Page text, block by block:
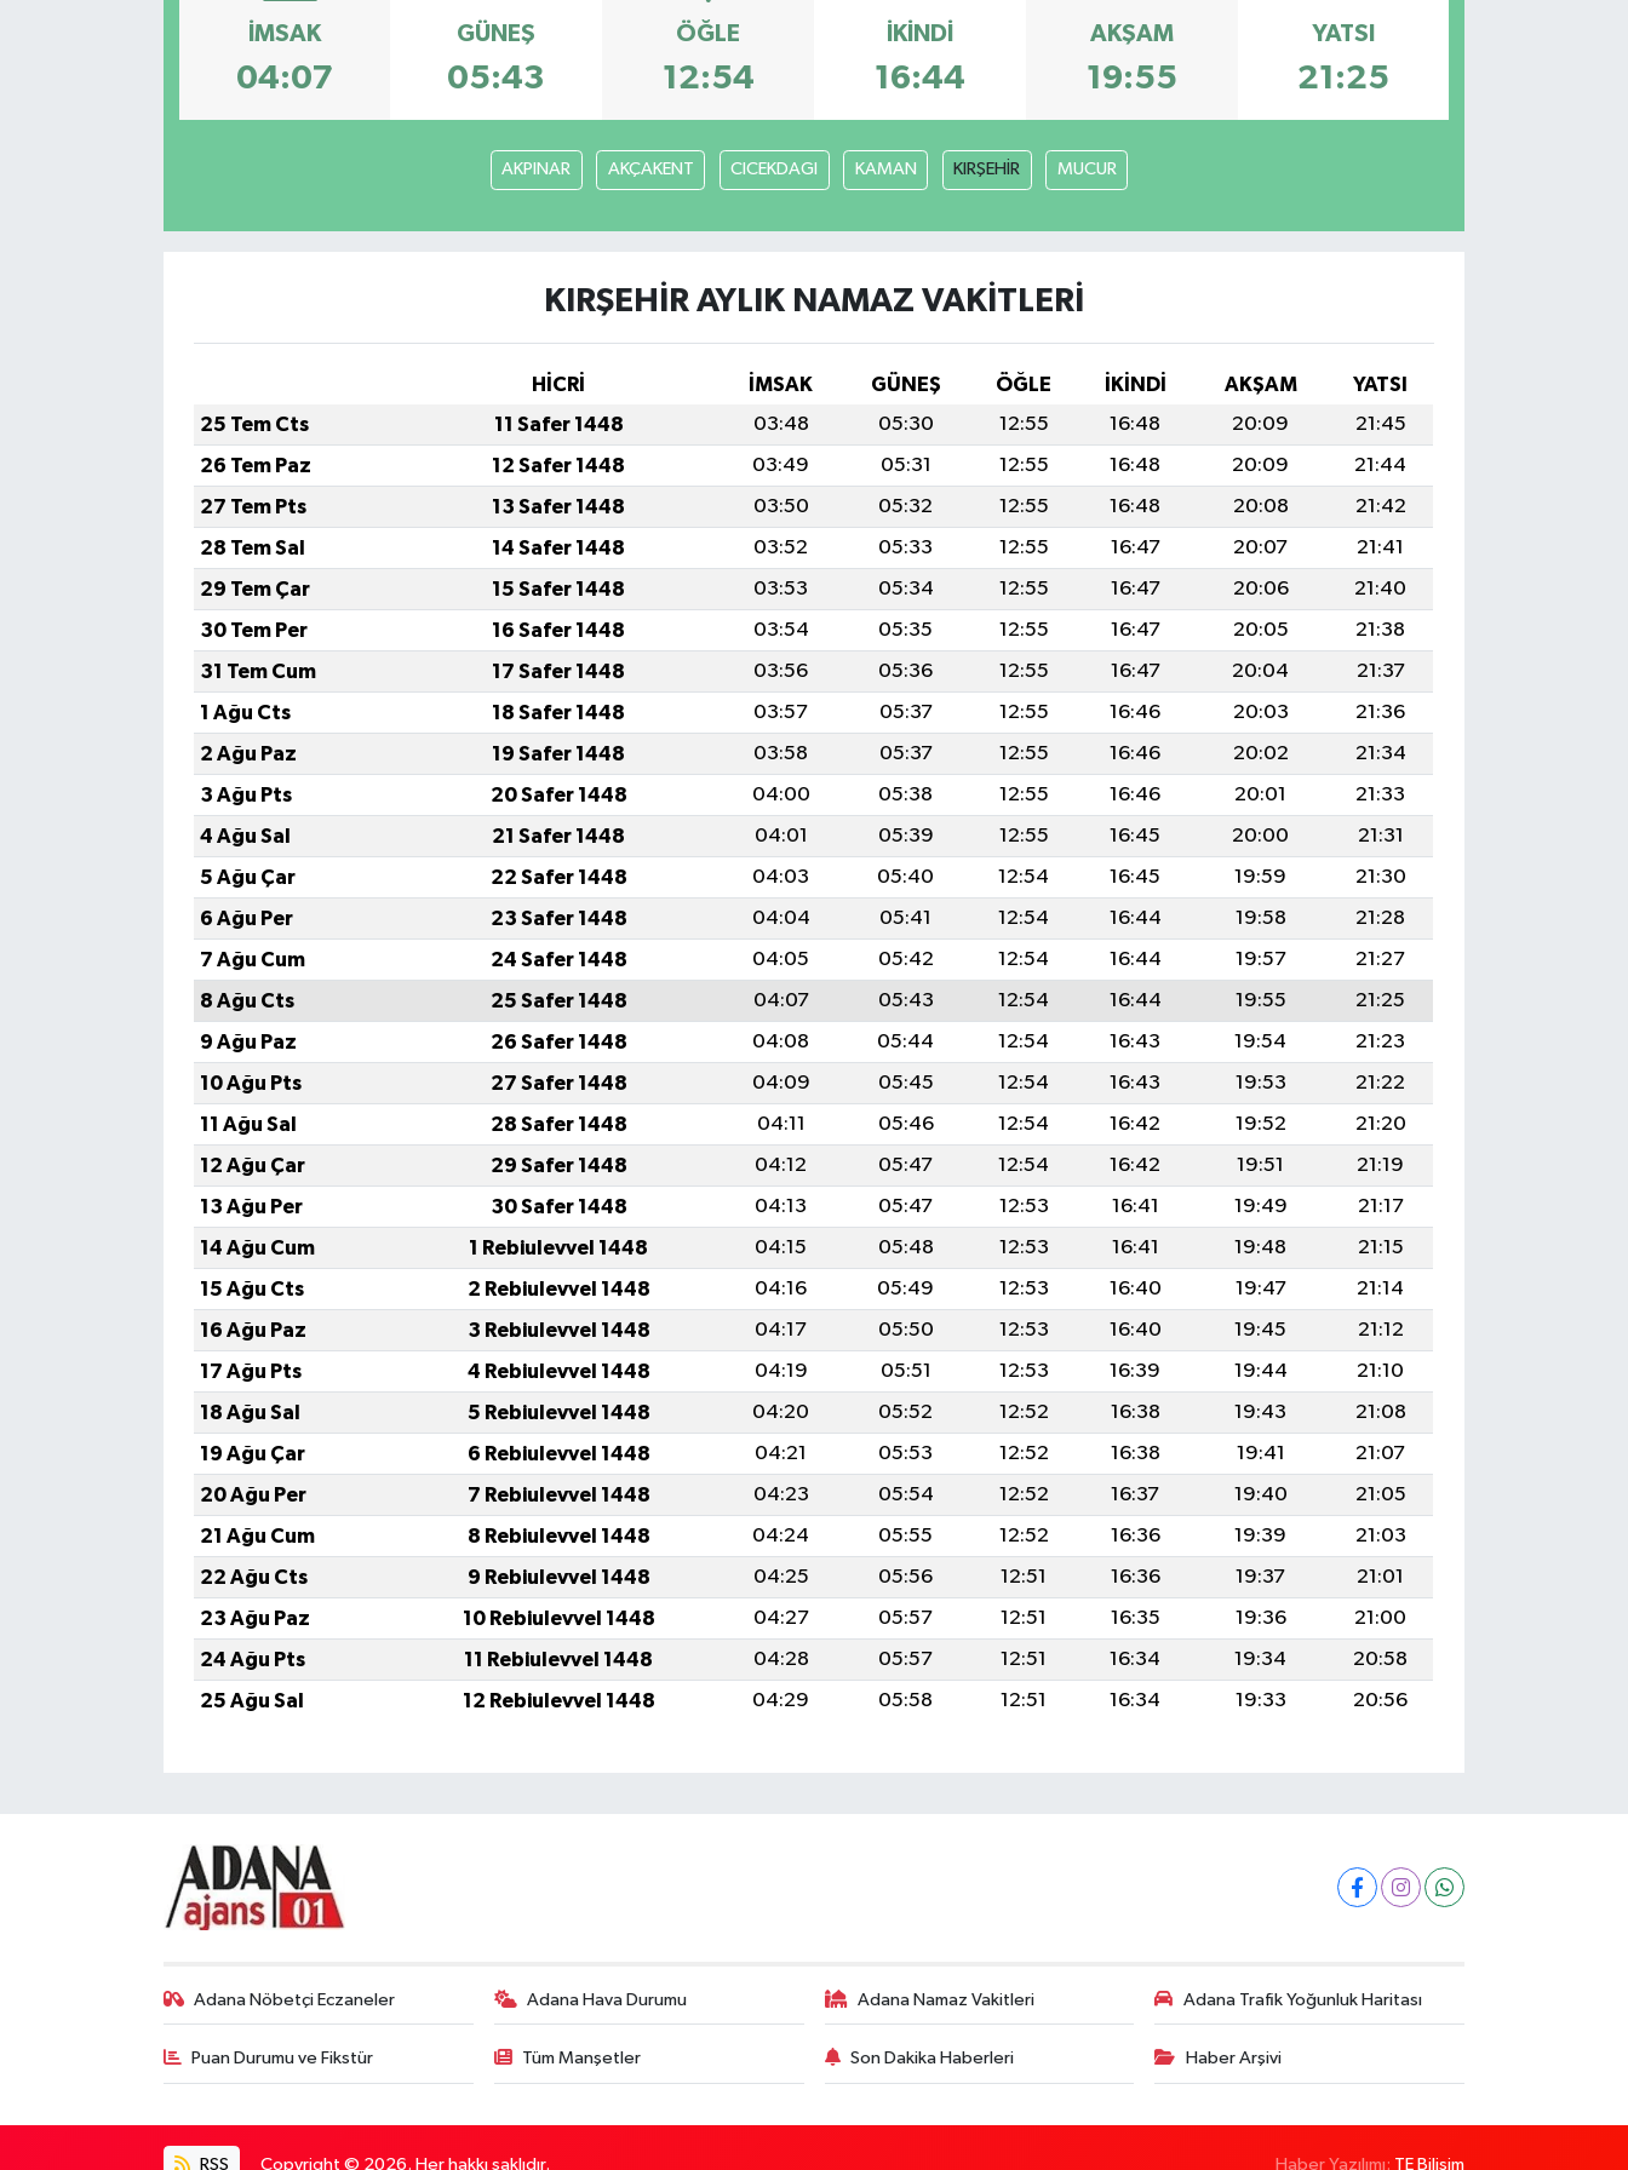
İMSAK
04:07
GÜNEŞ
05:43
ÖĞLE
12:54
İKINDI
16:44
AKŞAM
19:55
YATSI
21:25
AKPINAR AKÇAKENT CICEKDAGI KAMAN KIRŞEHİR MUCUR
KIRŞEHİR AYLIK NAMAZ VAKITLERI
HİCRİ İMSAK GÜNEŞ ÖĞLE İKINDI AKŞAM
YATSI
25 Tem Cts
11 Safer 1448 03:48 05:30 12:55 16:48 20:09
21:45
26 Tem Paz
12 Safer 1448 03:49 05:31 12:55 16:48 20:09
21:44
27 Tem Pts
13 Safer 1448 03:50 05:32 12:55 16:48 20:08
21:42
28 Tem Sal
14 Safer 1448 03:52 05:33 12:55 16:47 20:07
21:41
29 Tem Çar
15 Safer 1448 03:53 05:34 12:55 16:47 20:06
21:40
30 Tem Per
16 Safer 1448 03:54 05:35 12:55 16:47 20:05
21:38
31 Tem Cum
17 Safer 1448 03:56 05:36 12:55 16:47 20:04
21:37
1 Ağu Cts
18 Safer 1448 03:57 05:37 12:55 16:46 20:03
21:36
2 Ağu Paz
19 Safer 1448 03:58 05:37 12:55 16:46 20:02
21:34
3 Ağu Pts
20 Safer 1448 04:00 05:38 12:55 16:46 20:01
21:33
4 Ağu Sal
21 Safer 1448 04:01 05:39 12:55 16:45 20:00
21:31
5 Ağu Çar
22 Safer 1448 04:03 05:40 12:54 16:45 19:59
21:30
6 Ağu Per
23 Safer 1448 04:04 05:41 12:54 16:44 19:58
21:28
7 Ağu Cum
24 Safer 1448 04:05 05:42 12:54 16:44 19:57
21:27
8 Ağu Cts
25 Safer 1448 04:07 05:43 12:54 16:44 19:55
21:25
9 Ağu Paz
26 Safer 1448 04:08 05:44 12:54 16:43 19:54
21:23
10 Ağu Pts
27 Safer 1448 04:09 05:45 12:54 16:43 19:53
21:22
11 Ağu Sal
28 Safer 1448 04:11 05:46 12:54 16:42 19:52
21:20
12 Ağu Çar
29 Safer 1448 04:12 05:47 12:54 16:42 19:51
21:19
13 Ağu Per
30 Safer 1448 04:13 05:47 12:53 16:41 19:49
21:17
14 Ağu Cum
1 Rebiulevvel 1448 04:15 05:48 12:53 16:41 19:48
21:15
15 Ağu Cts
2 Rebiulevvel 1448 04:16 05:49 12:53 16:40 19:47
21:14
16 Ağu Paz
3 Rebiulevvel 1448 04:17 05:50 12:53 16:40 19:45
21:12
17 Ağu Pts
4 Rebiulevvel 1448 04:19 05:51 12:53 16:39 19:44
21:10
18 Ağu Sal
5 Rebiulevvel 1448 04:20 05:52 12:52 16:38 19:43
21:08
19 Ağu Çar
6 Rebiulevvel 1448 04:21 05:53 12:52 16:38 19:41
21:07
20 Ağu Per
7 Rebiulevvel 1448 04:23 05:54 12:52 16:37 19:40
21:05
21 Ağu Cum
8 Rebiulevvel 1448 04:24 05:55 12:52 16:36 19:39
21:03
22 Ağu Cts
9 Rebiulevvel 1448 04:25 05:56 12:51 16:36 19:37
21:01
23 Ağu Paz
10 Rebiulevvel 1448 04:27 05:57 12:51 16:35 19:36
21:00
24 Ağu Pts
11 Rebiulevvel 1448 04:28 05:57 12:51 16:34 19:34
20:58
25 Ağu Sal
12 Rebiulevvel 1448 04:29 05:58 12:51 16:34 19:33 20:56
Adana Nöbetçi Eczaneler Adana Hava Durumu Adana Namaz Vakitleri Adana Trafik Yoğunluk Haritası
Puan Durumu ve Fikstür Tüm Manşetler Son Dakika Haberleri Haber Arşivi
RSS Copyright © 2026. Her hakkı saklıdır. Haber Yazılımı: TE Bilişim